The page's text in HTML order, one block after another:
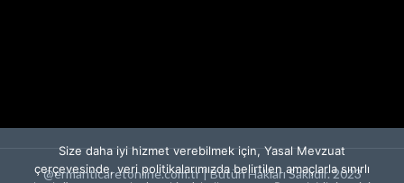
@ermanticaretonline.com.tr | Bütün Hakları Saklıdır. 2023
Size daha iyi hizmet verebilmek için, Yasal Mevzuat
çerçevesinde, veri politikalarımızda belirtilen amaçlarla sınırlı